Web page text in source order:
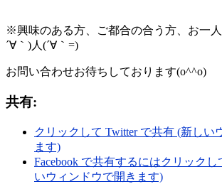
※興味のある方、ご都合の合う方、お一
´∀｀)人(´∀｀=)
お問い合わせお待ちしております(o^^o)
共有:
クリックして Twitter で共有 (新しい
ます)
Facebook で共有するにはクリック
いウィンドウで開きます)